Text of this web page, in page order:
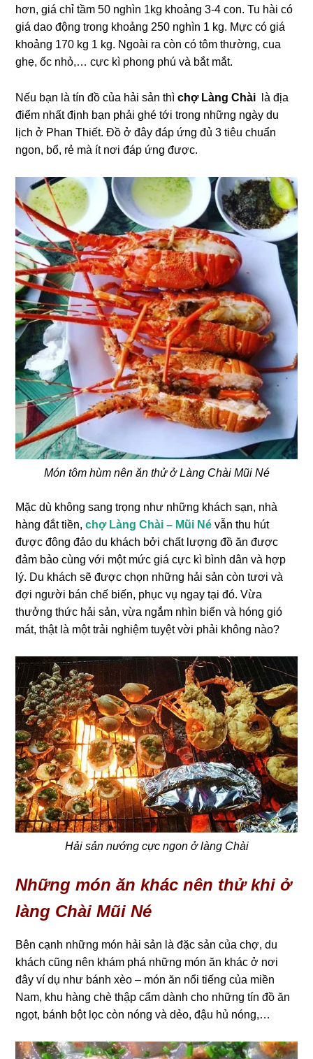
hơn, giá chỉ tầm 50 nghìn 1kg khoảng 3-4 con. Tu hài có
giá dao động trong khoảng 250 nghìn 1 kg. Mực có giá
khoảng 170 kg 1 kg. Ngoài ra còn có tôm thường, cua
ghẹ, ốc nhỏ,… cực kì phong phú và bắt mắt.
Nếu bạn là tín đồ của hải sản thìchợ Làng Chài
là địa
điểm nhất định bạn phải ghé tới trong những ngày du
lịch ở Phan Thiết. Đồ ở đây đáp ứng đủ 3 tiêu chuẩn
ngon, bổ, rẻ mà ít nơi đáp ứng được.
Món tôm hùm nên ăn thử ở Làng Chài Mũi Né
Mặc dù không sang trọng như những khách sạn, nhà
hàng đắt tiền,chợ Làng Chài – Mũi Né vẫn thu hút
được đông đảo du khách bởi chất lượng đồ ăn được
đảm bảo cùng với một mức giá cực kì bình dân và hợp
lý. Du khách sẽ được chọn những hải sản còn tươi và
đợi người bán chế biến, phục vụ ngay tại đó. Vừa
thưởng thức hải sản, vừa ngắm nhìn biển và hóng gió
mát, thật là một trải nghiệm tuyệt vời phải không nào?
Hải sản nướng cực ngon ở làng Chài
Những món ăn khác nên thử khi ở
làng Chài Mũi Né
Bên cạnh những món hải sản là đặc sản của chợ, du
khách cũng nên khám phá những món ăn khác ở nơi
đây ví dụ như bánh xèo – món ăn nổi tiếng của miền
Nam, khu hàng chè thập cẩm dành cho những tín đồ ăn
ngọt, bánh bột lọc còn nóng và dẻo, đậu hủ nóng,…